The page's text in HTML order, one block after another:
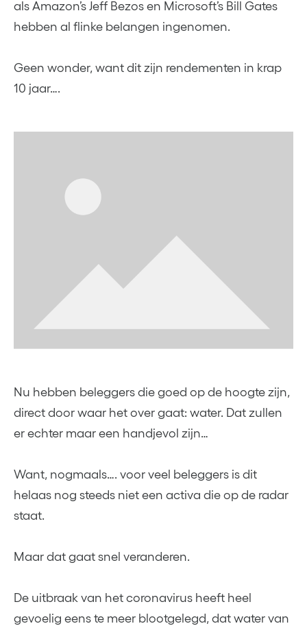
als Amazon’s Jeff Bezos en Microsoft’s Bill Gates
hebben al flinke belangen ingenomen.
Geen wonder, want dit zijn rendementen in krap
10 jaar….
Nu hebben beleggers die goed op de hoogte zijn,
direct door waar het over gaat: water. Dat zullen
er echter maar een handjevol zijn…
Want, nogmaals…. voor veel beleggers is dit
helaas nog steeds niet een activa die op de radar
staat.
Maar dat gaat snel veranderen.
De uitbraak van het coronavirus heeft heel
gevoelig eens te meer blootgelegd, dat water van